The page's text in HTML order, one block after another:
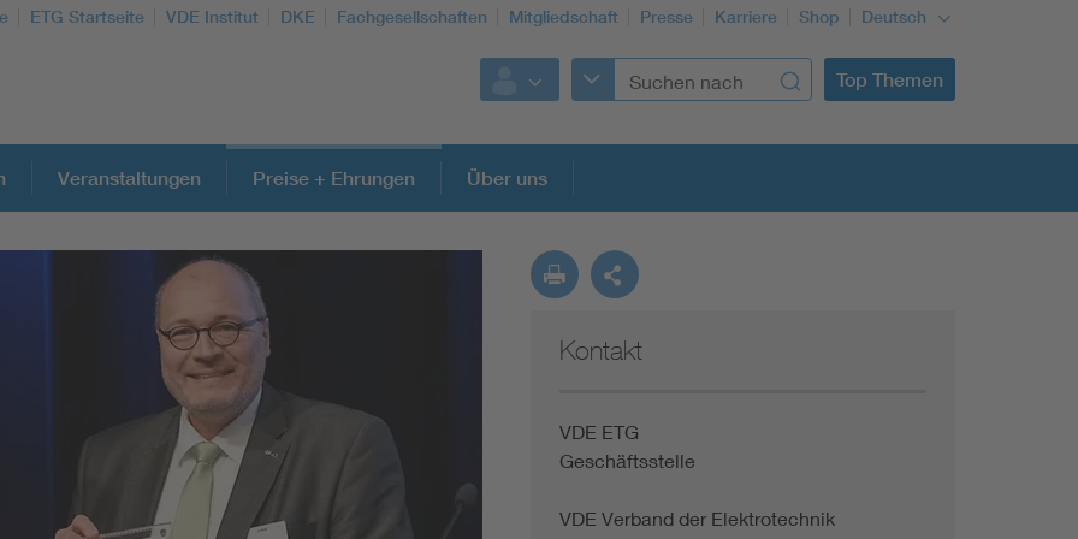
ETG Startseite VDE Institut DKE Fachgesellschaften Mitgliedschaft Presse Karriere Shop Deutsch
Top Themen
Weitere Themen
Energy efficiency
Energy storage
Veranstaltungen Preise + Ehrungen Über uns
Kontakt
VDE ETG
Geschäftsstelle
VDE Verband der Elektrotechnik